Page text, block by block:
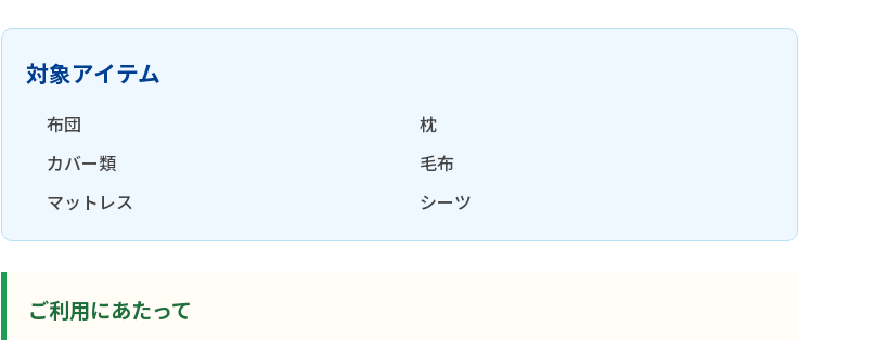
対象アイテム
布団
枕
カバー類
毛布
マットレス
シーツ
ご利用にあたって